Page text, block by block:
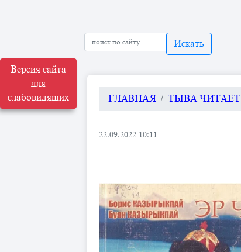
Версия сайта
для
слабовидящих
Искать
ГЛАВНАЯ ТЫВА ЧИТАЕТ
22.09.2022 10:11